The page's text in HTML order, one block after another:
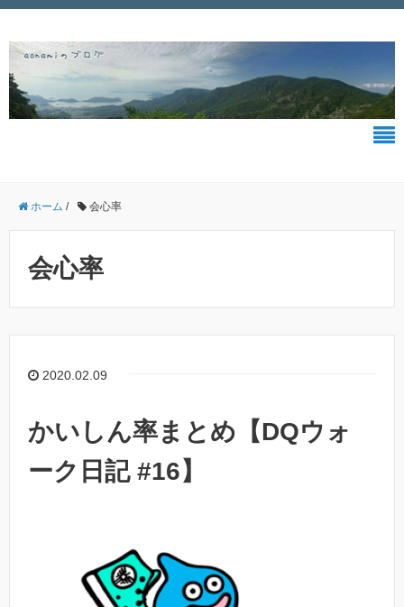
ホーム / 会心率
会心率
2020.02.09
かいしん率まとめ【DQウォ
ーク日記 #16】